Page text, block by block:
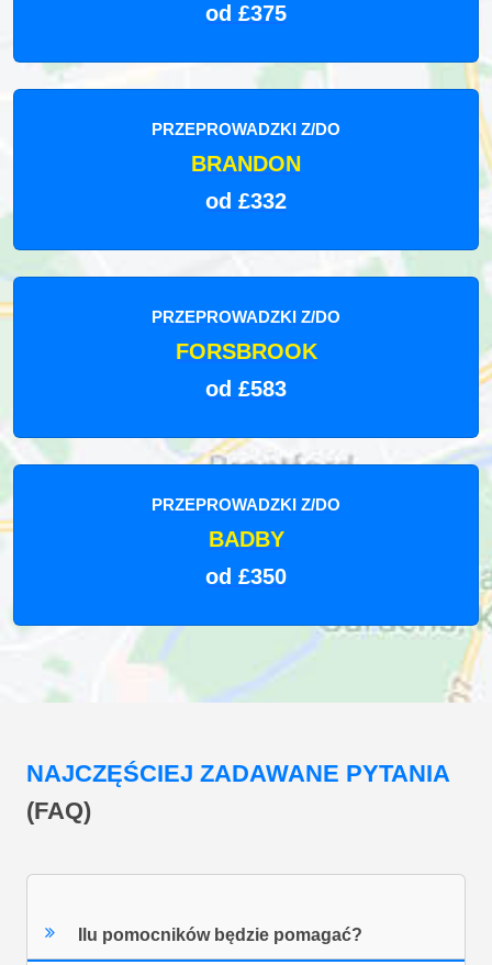
od £375
PRZEPROWADZKI Z/DO
BRANDON
od £332
PRZEPROWADZKI Z/DO
FORSBROOK
od £583
PRZEPROWADZKI Z/DO
BADBY
od £350
NAJCZĘŚCIEJ ZADAWANE PYTANIA
(FAQ)
Ilu pomocników będzie pomagać?